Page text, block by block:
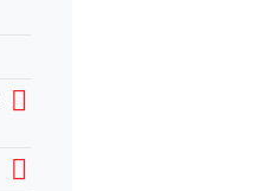

